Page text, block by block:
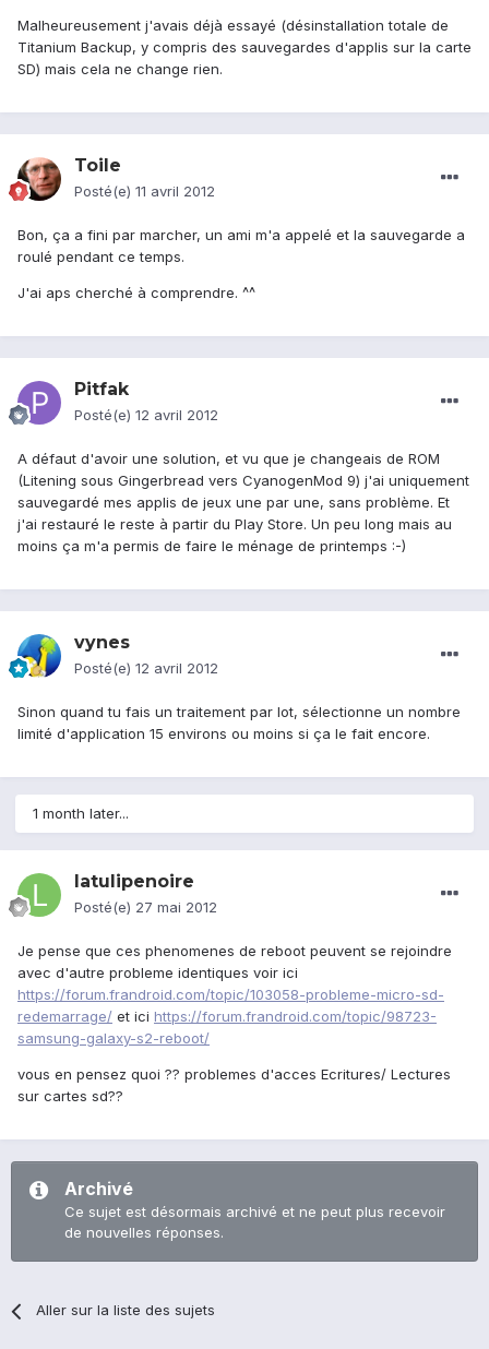
Malheureusement j'avais déjà essayé (désinstallation totale de
Titanium Backup, y compris des sauvegardes d'applis sur la carte
SD) mais cela ne change rien.
Toile
Posté(e) 11 avril 2012
Bon, ça a fini par marcher, un ami m'a appelé et la sauvegarde a
roulé pendant ce temps.
J'ai aps cherché à comprendre. ^^
Pitfak
Posté(e) 12 avril 2012
A défaut d'avoir une solution, et vu que je changeais de ROM
(Litening sous Gingerbread vers CyanogenMod 9) j'ai uniquement
sauvegardé mes applis de jeux une par une, sans problème. Et
j'ai restauré le reste à partir du Play Store. Un peu long mais au
moins ça m'a permis de faire le ménage de printemps :-)
vynes
Posté(e) 12 avril 2012
Sinon quand tu fais un traitement par lot, sélectionne un nombre
limité d'application 15 environs ou moins si ça le fait encore.
1 month later...
latulipenoire
Posté(e) 27 mai 2012
Je pense que ces phenomenes de reboot peuvent se rejoindre
avec d'autre probleme identiques voir ici
https://forum.frandroid.com/topic/103058-probleme-micro-sd-
redemarrage/ et ici https://forum.frandroid.com/topic/98723-
samsung-galaxy-s2-reboot/
vous en pensez quoi ?? problemes d'acces Ecritures/ Lectures
sur cartes sd??
Archivé
Ce sujet est désormais archivé et ne peut plus recevoir
de nouvelles réponses.
Aller sur la liste des sujets